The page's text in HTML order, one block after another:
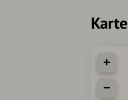
Karte